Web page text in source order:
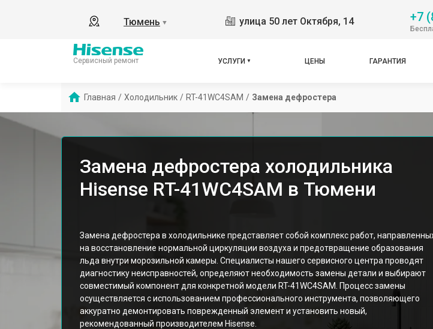
Тюмень ▼ улица 50 лет Октября, 14 +7
Сервисный ремонт УСЛУГИ ЦЕНЫ ГАРАНТИЯ
Главная / Холодильник / RT-41WC4SAM / Замена дефростера
Замена дефростера холодильника
Hisense RT-41WC4SAM в Тюмени
Замена дефростера в холодильнике представляет собой комплекс работ,
на восстановление нормальной циркуляции воздуха и предотвращение образования
льда внутри морозильной камеры. Специалисты нашего сервисного центра проводят
диагностику неисправностей, определяют необходимость замены детали и выбирают
совместимый компонент для конкретной модели RT-41WC4SAM. Процесс замены
осуществляется с использованием профессионального инструмента, позволяющего
аккуратно демонтировать поврежденный элемент и установить новый,
рекомендованный производителем Hisense.